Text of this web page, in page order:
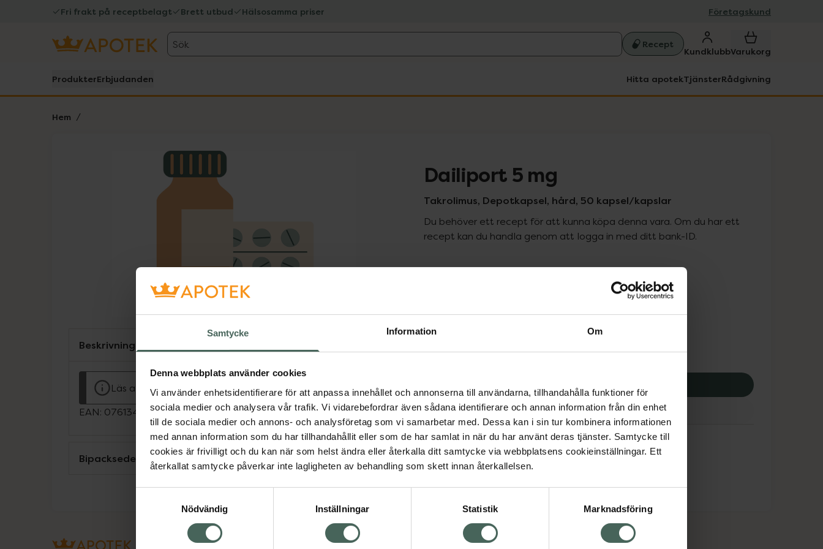
Samtycke Information Om
Denna webbplats använder cookies
Vi använder enhetsidentifierare för att anpassa innehållet och annonserna till användarna, tillhandahålla funktioner för
sociala medier och analysera vår trafik. Vi vidarebefordrar även sådana identifierare och annan information från din enhet
till de sociala medier och annons- och analysföretag som vi samarbetar med. Dessa kan i sin tur kombinera informationen
med annan information som du har tillhandahållit eller som de har samlat in när du har använt deras tjänster. Samtycke till
cookies är frivilligt och du kan när som helst ändra eller återkalla ditt samtycke via webbplatsens cookieinställningar. Ett
återkallat samtycke påverkar inte lagligheten av behandling som skett innan återkallelsen.
Nödvändig
Inställningar Statistik Marknadsföring
Fri frakt på receptbelagt Brett utbud Hälsosamma priser Företagskund
Sök Recept
KundklubbVarukorg
ProdukterErbjudanden Hitta apotekTjänsterRådgivning
Hem
Lista: . Innehåller 1 objekt. Dailiport 5 mg
Takrolimus, Depotkapsel, hård, 50 kapsel/kapslar
Du behöver ett recept för att kunna köpa denna vara. Om du har ett
recept kan du handla genom att logga in med ditt bank-ID.
Pris med recept
Högkostnadsskyddet gäller
2165,39 kr
I apotek:2165,39 kr
Köp via ditt recept
Aktuella erbjudanden
Beskrivning
Läs alltid bipacksedeln innan användning.
EAN: 07613421028671
Bipacksedel från FASS Visa
Om recept och läkemedel